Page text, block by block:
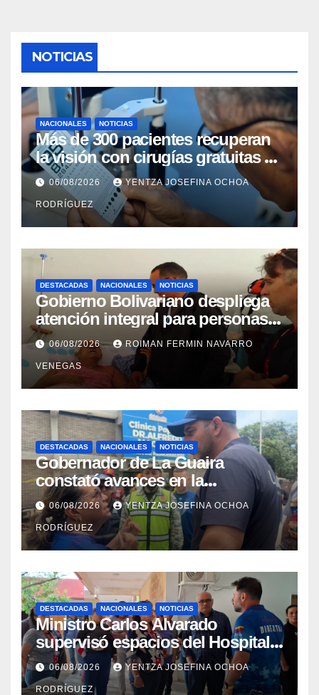
NOTICIAS
NACIONALES NOTICIAS
Más de 300 pacientes recuperan
la visión con cirugías gratuitas de
cataratas en Zulia
06/08/2026 YENTZA JOSEFINA OCHOA
RODRÍGUEZ
DESTACADAS NACIONALES NOTICIAS
Gobierno Bolivariano despliega
atención integral para personas
con discapacidad en
campamentos de La Guaira
06/08/2026 ROIMAN FERMIN NAVARRO
VENEGAS
DESTACADAS NACIONALES NOTICIAS
Gobernador de La Guaira
constató avances en la
rehabilitación del Hospitalito de
Catia la Mar
06/08/2026 YENTZA JOSEFINA OCHOA
RODRÍGUEZ
DESTACADAS NACIONALES NOTICIAS
Ministro Carlos Alvarado
supervisó espacios del Hospital
Dermatológico Dr. Martín Vegas
en La Guaira
06/08/2026 YENTZA JOSEFINA OCHOA
RODRÍGUEZ